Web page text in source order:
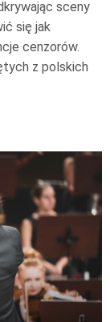
sceny
się jak
cenzorów.
z polskich